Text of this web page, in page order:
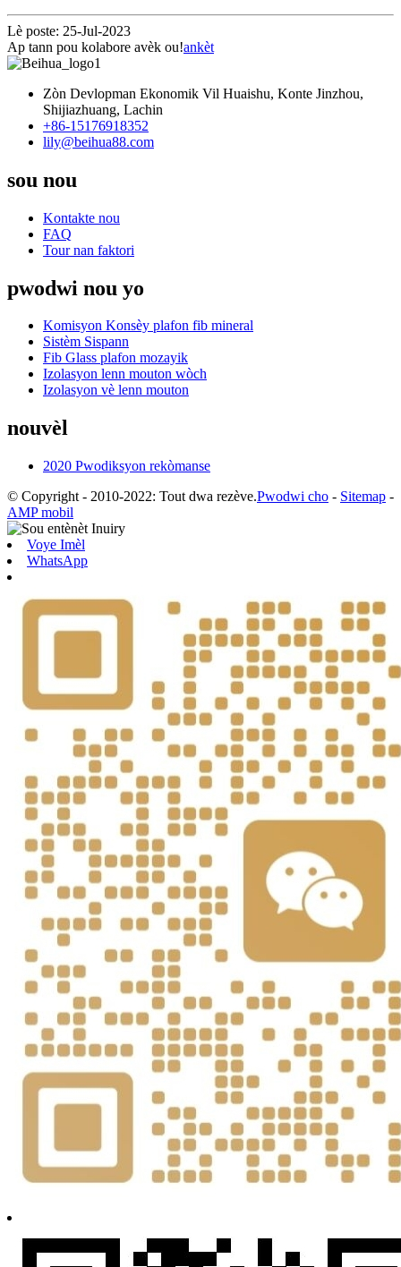
Lè poste: 25-Jul-2023
Ap tann pou kolabore avèk ou!ankèt
Zòn Devlopman Ekonomik Vil Huaishu, Konte Jinzhou,
Shijiazhuang, Lachin
+86-15176918352
lily@beihua88.com
sou nou
Kontakte nou
FAQ
Tour nan faktori
pwodwi nou yo
Komisyon Konsèy plafon fib mineral
Sistèm Sispann
Fib Glass plafon mozayik
Izolasyon lenn mouton wòch
Izolasyon vè lenn mouton
nouvèl
2020 Pwodiksyon rekòmanse
© Copyright - 2010-2022: Tout dwa rezève.Pwodwi cho - Sitemap -
AMP mobil
Voye Imèl
WhatsApp